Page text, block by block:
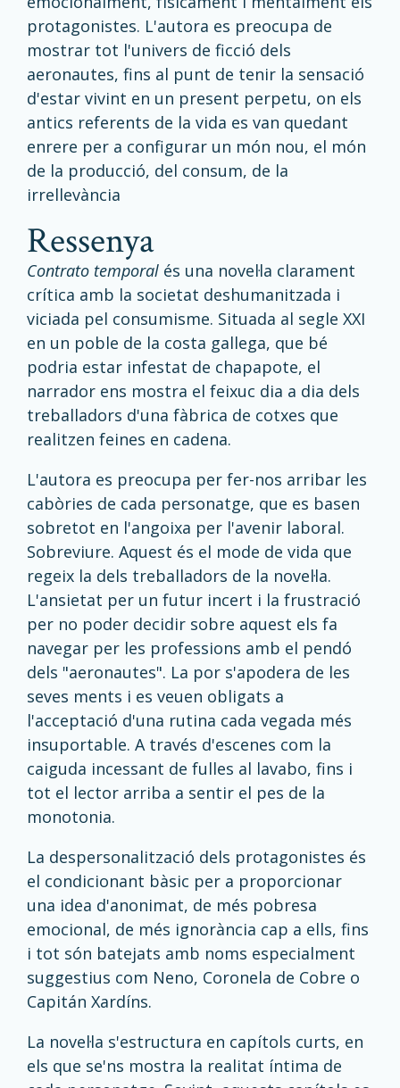
protagonistes. L'autora es preocupa de
mostrar tot l'univers de ficció dels
aeronautes, fins al punt de tenir la sensació
d'estar vivint en un present perpetu, on els
antics referents de la vida es van quedant
enrere per a configurar un món nou, el món
de la producció, del consum, de la
irrellevància
ressenya
Contrato temporal és una novel·la clarament
crítica amb la societat deshumanitzada i
viciada pel consumisme. Situada al segle XXI
en un poble de la costa gallega, que bé
podria estar infestat de chapapote, el
narrador ens mostra el feixuc dia a dia dels
treballadors d'una fàbrica de cotxes que
realitzen feines en cadena.
L'autora es preocupa per fer-nos arribar les
cabòries de cada personatge, que es basen
sobretot en l'angoixa per l'avenir laboral.
Sobreviure. Aquest és el mode de vida que
regeix la dels treballadors de la novel·la.
L'ansietat per un futur incert i la frustració
per no poder decidir sobre aquest els fa
navegar per les professions amb el pendó
dels "aeronautes". La por s'apodera de les
seves ments i es veuen obligats a
l'acceptació d'una rutina cada vegada més
insuportable. A través d'escenes com la
caiguda incessant de fulles al lavabo, fins i
tot el lector arriba a sentir el pes de la
monotonia.
La despersonalització dels protagonistes és
el condicionant bàsic per a proporcionar
una idea d'anonimat, de més pobresa
emocional, de més ignorància cap a ells, fins
i tot són batejats amb noms especialment
suggestius com Neno, Coronela de Cobre o
Capitán Xardíns.
La novel·la s'estructura en capítols curts, en
els que se'ns mostra la realitat íntima de